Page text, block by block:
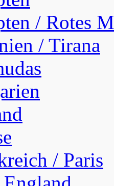
/ Rotes
/ Tirana
/ Paris